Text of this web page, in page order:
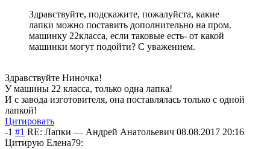
Здравствуйте, подскажите, пожалуйста, какие
лапки можно поставить дополнительно на пром.
машинку 22класса, если таковые есть- от какой
машинки могут подойти? C уважением.
Здравствуйте Ниночка!
У машины 22 класса, только одна лапка!
И с завода изготовителя, она поставлялась только с одной
лапкой!
Цитировать
-1 #1 RE: Лапки — Андрей Анатольевич 08.08.2017 20:16
Цитирую Елена79: